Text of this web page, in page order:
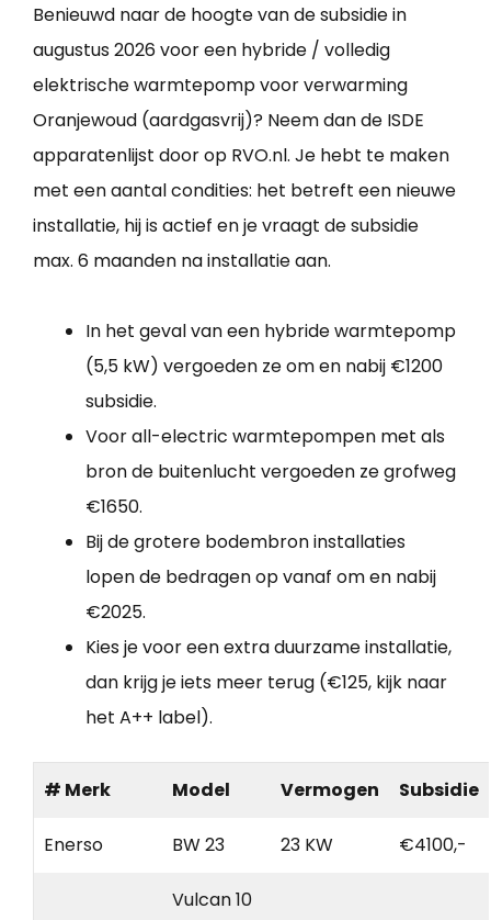
Benieuwd naar de hoogte van de subsidie in
augustus 2026 voor een hybride / volledig
elektrische warmtepomp voor verwarming
Oranjewoud (aardgasvrij)? Neem dan de ISDE
apparatenlijst door op RVO.nl. Je hebt te maken
met een aantal condities: het betreft een nieuwe
installatie, hij is actief en je vraagt de subsidie
max. 6 maanden na installatie aan.
In het geval van een hybride warmtepomp
(5,5 kW) vergoeden ze om en nabij €1200
subsidie.
Voor all-electric warmtepompen met als
bron de buitenlucht vergoeden ze grofweg
€1650.
Bij de grotere bodembron installaties
lopen de bedragen op vanaf om en nabij
€2025.
Kies je voor een extra duurzame installatie,
dan krijg je iets meer terug (€125, kijk naar
het A++ label).
# Merk Model Vermogen Subsidie
Enerso BW 23 23 KW €4100,-
Vulcan 10